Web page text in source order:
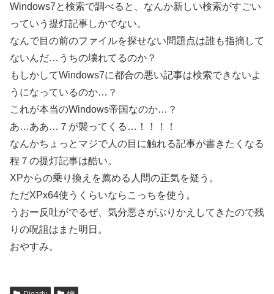
Windows7と検索で調べると、なんか新しい検索がすごい
っていう提灯記事しかでない。
なんで目の前のファイルを探せない問題点は誰も指摘して
ないんだ…うちの壊れてるのか？
もしかしてWindows7に都合の悪い記事は検索できないよ
うになっているのか…？
これが本当のWindows帝国なのか…？
あ…ああ…７が襲ってくる…！！！！
なんかちょっとマジで人の目に触れる記事が書きたくなる
程７の提灯記事は酷い。
XPからの乗り換えを薦める人間の正気を疑う。
ただXPx64使うくらいならこっちを使う。
うおー反吐がでるぜ、気分悪さがぶりかえしてきたので残
りの呪詛はまた明日。
おやすみ。